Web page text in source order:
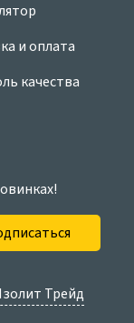
и оплата
качества
Трейд